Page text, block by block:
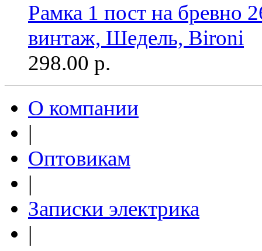
Рамка 1 пост на
винтаж, Шедель, Bironi
298.00 р.
О компании
|
Оптовикам
|
Записки электрика
|